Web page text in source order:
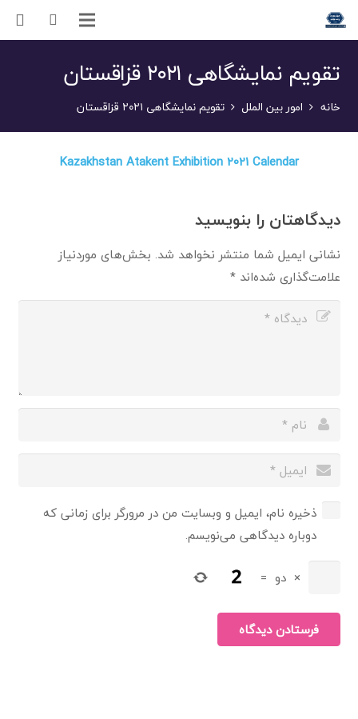
تقویم نمایشگاهی ۲۰۲۱ قزاقستان
خانه امور بین الملل تقویم نمایشگاهی ۲۰۲۱ قزاقستان
Kazakhstan Atakent Exhibition 2021 Calendar
دیدگاهتان را بنویسید
نشانی ایمیل شما منتشر نخواهد شد. بخش‌های موردنیاز
علامت‌گذاری شده‌اند*
ذخیره نام، ایمیل و وبسایت من در مرورگر برای زمانی که
دوباره دیدگاهی می‌نویسم.
× دو =
فرستادن دیدگاه